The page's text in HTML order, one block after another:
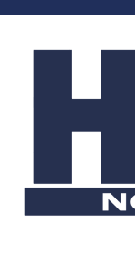
Saltar